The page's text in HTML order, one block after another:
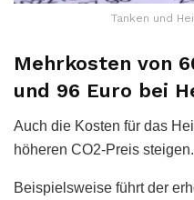
Tanken und
Mehrkosten von
und 96 Euro bei
Auch die Kosten für das
höheren CO2-Preis steigen.
Beispielsweise führt der